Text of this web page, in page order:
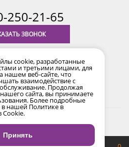
250-21-65
ЗВОНОК
по Уфе (MSK+2)
защищены. Информация сайта
об авторских правах.
сайта
cookie, разработанные
и третьими лицами, для
нашем веб-сайте, что
взаимодействие с
Продолжая
сайта, вы принимаете
Более подробные
в нашей Политике в
Cookie.
Принять